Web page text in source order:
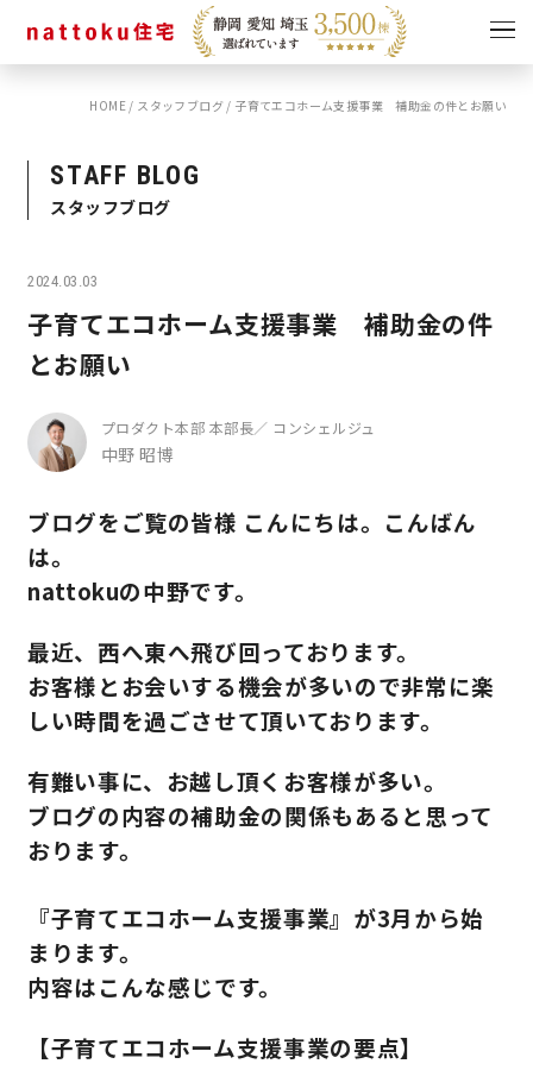
イベント
ショールーム
スタッフブログ
タップで電話をかける
来店・見学予約
OWNER’S SITE オーナーズサイト
nattoku グループコーポレートサイト
nattoku住宅 10のこだわり
HOME/ スタッフブログ/ 子育てエコホーム支援事業 補助金の件とお願い
STAFF BLOG
スタッフブログ
2024.03.03
子育てエコホーム支援事業 補助金の件
とお願い
プロダクト本部 本部長／ コンシェルジュ
中野 昭博
ブログをご覧の皆様 こんにちは。こんばん
は。
nattokuの中野です。
最近、西へ東へ飛び回っております。
お客様とお会いする機会が多いので非常に楽
しい時間を過ごさせて頂いております。
有難い事に、お越し頂くお客様が多い。
ブログの内容の補助金の関係もあると思って
おります。
『子育てエコホーム支援事業』が3月から始
まります。
内容はこんな感じです。
【子育てエコホーム支援事業の要点】